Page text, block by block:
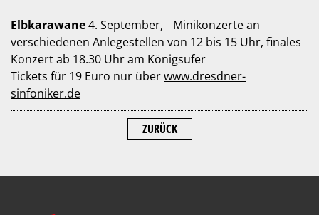
Elbkarawane4. September, Minikonzerte an
verschiedenen Anlegestellen von 12 bis 15 Uhr, finales
Konzert ab 18.30 Uhr am Königsufer
Tickets für 19 Euro nur überwww.dresdner-
sinfoniker.de
ZURÜCK